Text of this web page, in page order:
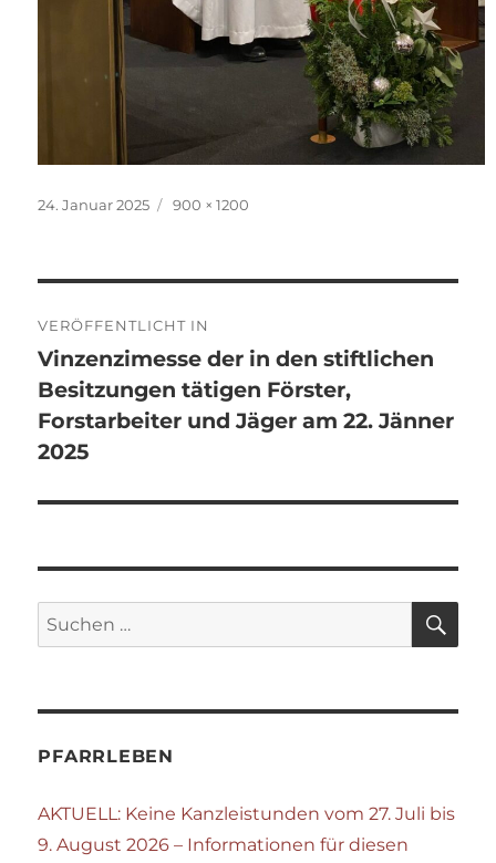
Veröffentlicht
24. Januar 2025 Originalgröße
900 × 1200
VERÖFFENTLICHT IN
Vinzenzimesse der in den stiftlichen
Besitzungen tätigen Förster,
Forstarbeiter und Jäger am 22. Jänner
2025
Suchen
nach:
PFARRLEBEN
AKTUELL: Keine Kanzleistunden vom 27. Juli bis
9. August 2026 – Informationen für diesen